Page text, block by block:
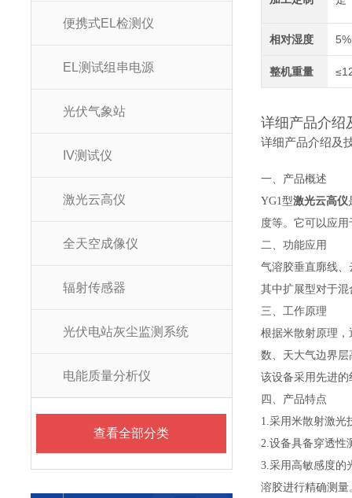
便携式EL检测仪
EL测试组串电源
光伏气象站
IV测试仪
激光云高仪
全天空成像仪
辐射传感器
光伏电站灰尘监测系统
电能质量分析仪
查看全部分类
相对湿度
整机重量
详细产品介绍
详细产品介绍及
一、产品概述
YG1型激光云高仪
度等。它可以应
二、功能应用
气溶胶垂直廓线
其中扩展型对于
三、工作原理
根据米散射原理
数、天大气边界
该设备采用先进
四、产品特点
1.采用米散射激光
2.设备具备穿透性
3.采用高敏感度的
溶胶进行精确测量